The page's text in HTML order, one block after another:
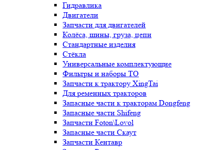
Гидравлика
Двигатели
Запчасти для двигателей
Колёса, шины, груза, цепи
Стандартные изделия
Стёкла
Универсальные комплектующие
Фильтры и наборы ТО
Запчасти к трактору XingTai
Для ременных тракторов
Запасные части к тракторам Dongfeng
Запасные части Shifeng
Запчасти Foton\Lovol
Запасные части Скаут
Запчасти Кентавр